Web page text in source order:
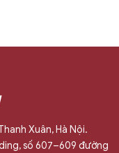
Xuân, Hà Nội.
số 607–609 đường